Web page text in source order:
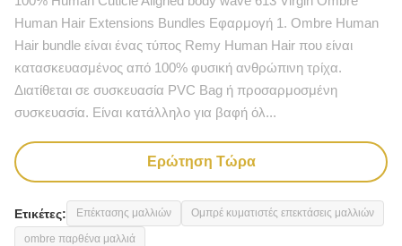
Human Hair Extensions Bundles Εφαρμογή 1. Ombre Human
Hair bundle είναι ένας τύπος Remy Human Hair που είναι
κατασκευασμένος από 100% φυσική ανθρώπινη τρίχα.
Διατίθεται σε συσκευασία PVC Bag ή προσαρμοσμένη
συσκευασία. Είναι κατάλληλο για βαφή όλ...
Ερώτηση Τώρα
Ετικέτες: Επέκτασης μαλλιών Ομπρέ κυματιστές επεκτάσεις μαλλιών
ombre παρθένα μαλλιά